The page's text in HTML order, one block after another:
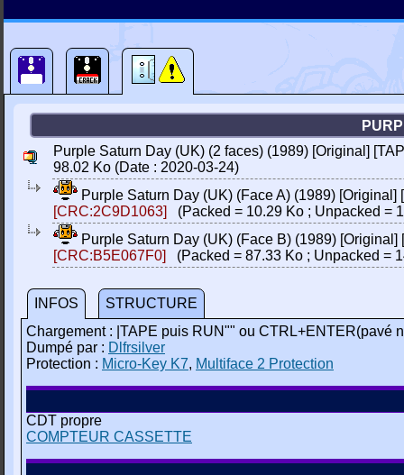
Purple Saturn Day (UK) (2 faces) (1989) [Original]
98.02 Ko (Date : 2020-03-24)
Purple Saturn Day (UK) (Face A) (1989) [Original]
[CRC:2C9D1063]
(Packed = 10.29 Ko ; Unpacked =
Purple Saturn Day (UK) (Face B) (1989) [Original]
[CRC:B5E067F0]
(Packed = 87.33 Ko ; Unpacked =
INFOS
STRUCTURE
Chargement : |TAPE puis RUN"" ou CTRL+ENTER(pavé
Dumpé par : Dlfrsilver
Protection : Micro-Key K7, Multiface 2 Protection
CDT propre
COMPTEUR CASSETTE